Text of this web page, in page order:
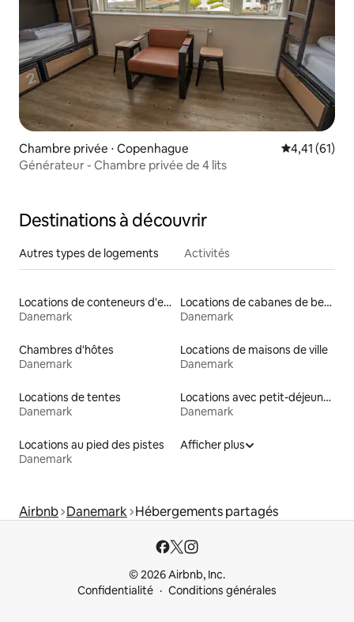
Chambre privée ⋅ Copenhague Évaluation
4,41 (61)
Générateur - Chambre privée de 4 lits
Destinations à découvrir
Autres types de logements Activités
Locations de conteneurs d'expédition
Danemark
Locations de cabanes de berger
Danemark
Chambres d'hôtes
Danemark
Locations de maisons de ville
Danemark
Locations de tentes
Danemark
Locations avec petit-déjeuner
Danemark
Locations au pied des pistes
Danemark
Afficher plus
Airbnb Danemark Hébergements partagés
© 2026 Airbnb, Inc.
Confidentialité
Conditions générales